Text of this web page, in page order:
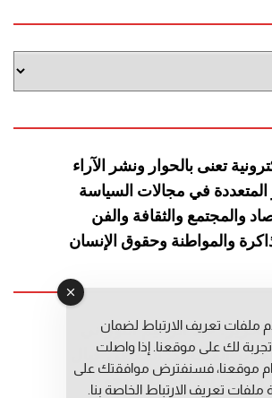
تعنى بالحوار ونشر الآراء
المتعددة في مجالات السياسة
والمجتمع والثقافة والفن
والمواطنة وحقوق الإنسان
عبد الرحيم التوراني
المساعد: المعطي قبال
التحرير: فاطمة حوحو
ملفات تعريف الارتباط لضمان
لك على موقعنا. إذا واصلت
موقعنا، فسنفترض موافقتك على
تعريف الارتباط الخاصة بنا.